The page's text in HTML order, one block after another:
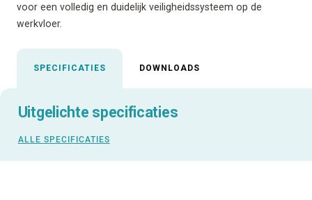
voor een volledig en duidelijk veiligheidssysteem op de
werkvloer.
SPECIFICATIES DOWNLOADS
Uitgelichte specificaties
ALLE SPECIFICATIES